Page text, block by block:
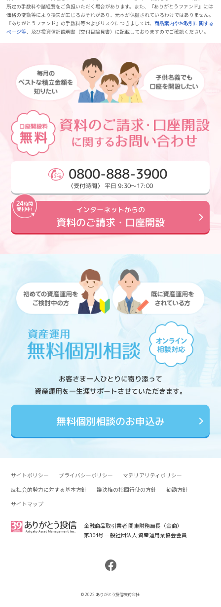
所定の手数料や諸経費をご負担いただく場合があります。また、『ありがとうファンド』には
価格の変動等により損失が生じるおそれがあり、元本が保証されているわけではありません。
『ありがとうファンド』の手数料等およびリスクにつきましては、商品案内やお取引に関する
ページ等、及び投資信託説明書（交付目論見書）に記載しておりますのでご確認ください。
0800-888-3900
〈受付時間〉 平日 9:30～17:00
インターネットからの
資料のご請求・口座開設
お客さま一人ひとりに寄り添って
資産運用を一生涯サポートさせていただきます。
無料個別相談のお申込み
サイトポリシー プライバシーポリシー
マテリアリティポリシー
反社会的勢力に対する基本方針
議決権の指図行使の方針
勧誘方針
サイトマップ
金融商品取引業者 関東財務局長（金商）
第304号 一般社団法人 資産運用業協会会員
© 2022 ありがとう投信株式会社.